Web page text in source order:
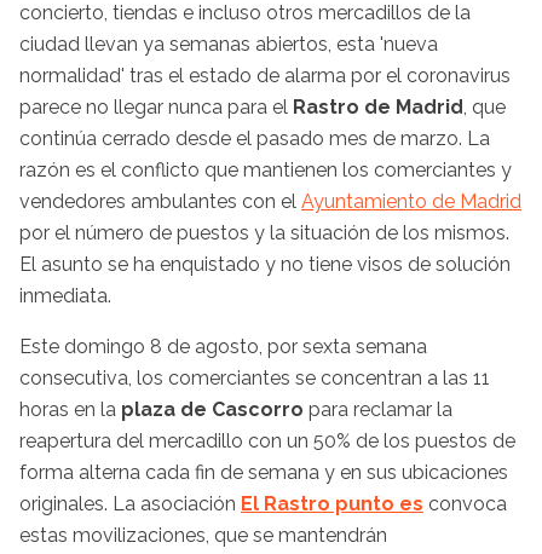
concierto, tiendas e incluso otros mercadillos de la
ciudad llevan ya semanas abiertos, esta 'nueva
normalidad' tras el estado de alarma por el coronavirus
parece no llegar nunca para el Rastro de Madrid, que
continúa cerrado desde el pasado mes de marzo. La
razón es el conflicto que mantienen los comerciantes y
vendedores ambulantes con el Ayuntamiento de Madrid
por el número de puestos y la situación de los mismos.
El asunto se ha enquistado y no tiene visos de solución
inmediata.
Este domingo 8 de agosto, por sexta semana
consecutiva, los comerciantes se concentran a las 11
horas en la plaza de Cascorro para reclamar la
reapertura del mercadillo con un 50% de los puestos de
forma alterna cada fin de semana y en sus ubicaciones
originales. La asociación El Rastro punto es convoca
estas movilizaciones, que se mantendrán